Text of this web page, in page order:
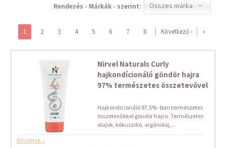
Összes márka
Rendezés - Márkák - szerint:
1 2 3 4 5 6 7 8 Következő › »
Nirvel Naturals Curly
hajkondícionáló göndör hajra
97% természetes összetevővel
Hajkondicionáló 97,5% -ban természetes
összetevőkkel göndör hajra. Természetes
olajok, kókuszdió, argánolaj,...
Részletek »